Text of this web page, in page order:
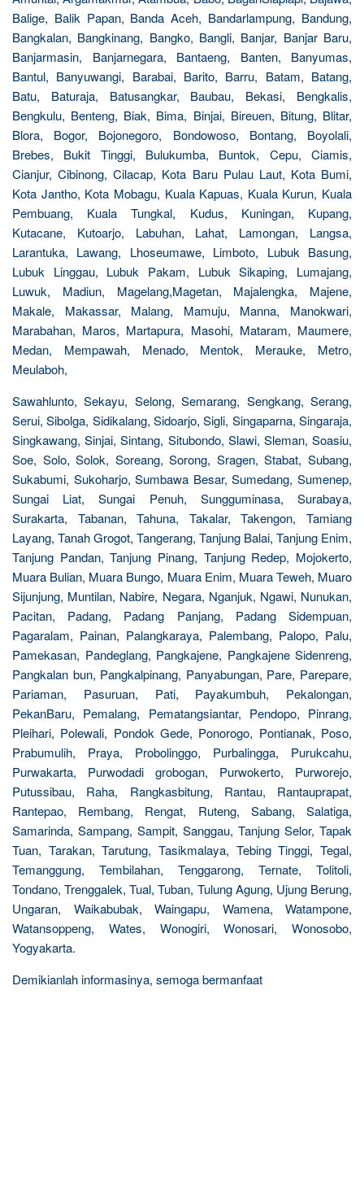
Balige, Balik Papan, Banda Aceh, Bandarlampung, Bandung,
Bangkalan, Bangkinang, Bangko, Bangli, Banjar, Banjar Baru,
Banjarmasin, Banjarnegara, Bantaeng, Banten, Banyumas,
Bantul, Banyuwangi, Barabai, Barito, Barru, Batam, Batang,
Batu, Baturaja, Batusangkar, Baubau, Bekasi, Bengkalis,
Bengkulu, Benteng, Biak, Bima, Binjai, Bireuen, Bitung, Blitar,
Blora, Bogor, Bojonegoro, Bondowoso, Bontang, Boyolali,
Brebes, Bukit Tinggi, Bulukumba, Buntok, Cepu, Ciamis,
Cianjur, Cibinong, Cilacap, Kota Baru Pulau Laut, Kota Bumi,
Kota Jantho, Kota Mobagu, Kuala Kapuas, Kuala Kurun, Kuala
Pembuang, Kuala Tungkal, Kudus, Kuningan, Kupang,
Kutacane, Kutoarjo, Labuhan, Lahat, Lamongan, Langsa,
Larantuka, Lawang, Lhoseumawe, Limboto, Lubuk Basung,
Lubuk Linggau, Lubuk Pakam, Lubuk Sikaping, Lumajang,
Luwuk, Madiun, Magelang,Magetan, Majalengka, Majene,
Makale, Makassar, Malang, Mamuju, Manna, Manokwari,
Marabahan, Maros, Martapura, Masohi, Mataram, Maumere,
Medan, Mempawah, Menado, Mentok, Merauke, Metro,
Meulaboh,
Sawahlunto, Sekayu, Selong, Semarang, Sengkang, Serang,
Serui, Sibolga, Sidikalang, Sidoarjo, Sigli, Singaparna, Singaraja,
Singkawang, Sinjai, Sintang, Situbondo, Slawi, Sleman, Soasiu,
Soe, Solo, Solok, Soreang, Sorong, Sragen, Stabat, Subang,
Sukabumi, Sukoharjo, Sumbawa Besar, Sumedang, Sumenep,
Sungai Liat, Sungai Penuh, Sungguminasa, Surabaya,
Surakarta, Tabanan, Tahuna, Takalar, Takengon, Tamiang
Layang, Tanah Grogot, Tangerang, Tanjung Balai, Tanjung Enim,
Tanjung Pandan, Tanjung Pinang, Tanjung Redep, Mojokerto,
Muara Bulian, Muara Bungo, Muara Enim, Muara Teweh, Muaro
Sijunjung, Muntilan, Nabire, Negara, Nganjuk, Ngawi, Nunukan,
Pacitan, Padang, Padang Panjang, Padang Sidempuan,
Pagaralam, Painan, Palangkaraya, Palembang, Palopo, Palu,
Pamekasan, Pandeglang, Pangkajene, Pangkajene Sidenreng,
Pangkalan bun, Pangkalpinang, Panyabungan, Pare, Parepare,
Pariaman, Pasuruan, Pati, Payakumbuh, Pekalongan,
PekanBaru, Pemalang, Pematangsiantar, Pendopo, Pinrang,
Pleihari, Polewali, Pondok Gede, Ponorogo, Pontianak, Poso,
Prabumulih, Praya, Probolinggo, Purbalingga, Purukcahu,
Purwakarta, Purwodadi grobogan, Purwokerto, Purworejo,
Putussibau, Raha, Rangkasbitung, Rantau, Rantauprapat,
Rantepao, Rembang, Rengat, Ruteng, Sabang, Salatiga,
Samarinda, Sampang, Sampit, Sanggau, Tanjung Selor, Tapak
Tuan, Tarakan, Tarutung, Tasikmalaya, Tebing Tinggi, Tegal,
Temanggung, Tembilahan, Tenggarong, Ternate, Tolitoli,
Tondano, Trenggalek, Tual, Tuban, Tulung Agung, Ujung Berung,
Ungaran, Waikabubak, Waingapu, Wamena, Watampone,
Watansoppeng, Wates, Wonogiri, Wonosari, Wonosobo,
Yogyakarta.
Demikianlah informasinya, semoga bermanfaat